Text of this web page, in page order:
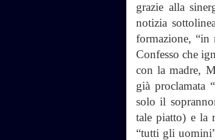
grazie alla
notizia
formazione, “in
Confesso che
con la madre,
già proclamata
solo il
tale piatto) e la
“tutti gli